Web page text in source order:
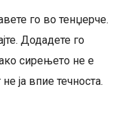
го во тенџерче.
Додадете го
сирењето не е
ја впие течноста.